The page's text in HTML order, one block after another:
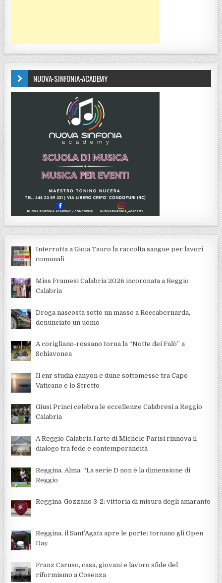
NUOVA-SINFONIA-ACADEMY
Interrotta a Gioia Tauro la raccolta sangue per lavori
comunali
Miss Framesi Calabria 2026 incoronata a Reggio
Calabria
Droga nascosta sotto un masso a Roccabernarda,
denunciato un uomo
A corigliano-rossano torna la “Notte dei Falò” a
Schiavonea
Il cnr studia canyon e dune sottomesse tra Capo
Vaticano e lo Stretto
Giusi Princi celebra le eccellenze Calabresi a Reggio
Calabria
A Reggio Calabria l’arte di Michele Parisi rinnova il
dialogo tra fede e contemporaneità
Reggina, Alma: “La serie D non è la dimensione di
Reggio
Reggina-Gozzano 3-2: vittoria di misura degli amaranto
Reggina, il Sant’Agata apre le porte: tornano gli Open
Day
Franz Caruso, casa, giovani e lavoro sfide del
riformismo a Cosenza